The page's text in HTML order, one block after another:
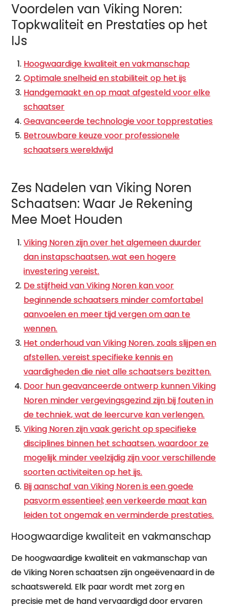
Voordelen van Viking Noren:
Topkwaliteit en Prestaties op het
IJs
Hoogwaardige kwaliteit en vakmanschap
Optimale snelheid en stabiliteit op het ijs
Handgemaakt en op maat afgesteld voor elke
schaatser
Geavanceerde technologie voor topprestaties
Betrouwbare keuze voor professionele
schaatsers wereldwijd
Zes Nadelen van Viking Noren
Schaatsen: Waar Je Rekening
Mee Moet Houden
Viking Noren zijn over het algemeen duurder
dan instapschaatsen, wat een hogere
investering vereist.
De stijfheid van Viking Noren kan voor
beginnende schaatsers minder comfortabel
aanvoelen en meer tijd vergen om aan te
wennen.
Het onderhoud van Viking Noren, zoals slijpen en
afstellen, vereist specifieke kennis en
vaardigheden die niet alle schaatsers bezitten.
Door hun geavanceerde ontwerp kunnen Viking
Noren minder vergevingsgezind zijn bij fouten in
de techniek, wat de leercurve kan verlengen.
Viking Noren zijn vaak gericht op specifieke
disciplines binnen het schaatsen, waardoor ze
mogelijk minder veelzijdig zijn voor verschillende
soorten activiteiten op het ijs.
Bij aanschaf van Viking Noren is een goede
pasvorm essentieel; een verkeerde maat kan
leiden tot ongemak en verminderde prestaties.
Hoogwaardige kwaliteit en vakmanschap
De hoogwaardige kwaliteit en vakmanschap van
de Viking Noren schaatsen zijn ongeëvenaard in de
schaatswereld. Elk paar wordt met zorg en
precisie met de hand vervaardigd door ervaren